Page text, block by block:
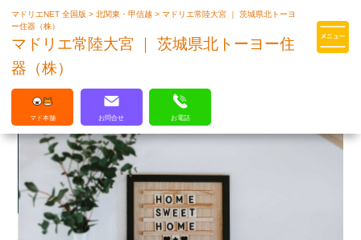
マドリエはLIXILの厳しい基準を
マドリエNET 全国版>北関東・甲信越>マドリエ常陸大宮 ｜ 茨城県北トーヨ
ー住器（株）
マドリエ常陸大宮 ｜ 茨城県北トーヨー住
器（株）
マド本舗 お問合せ お電話